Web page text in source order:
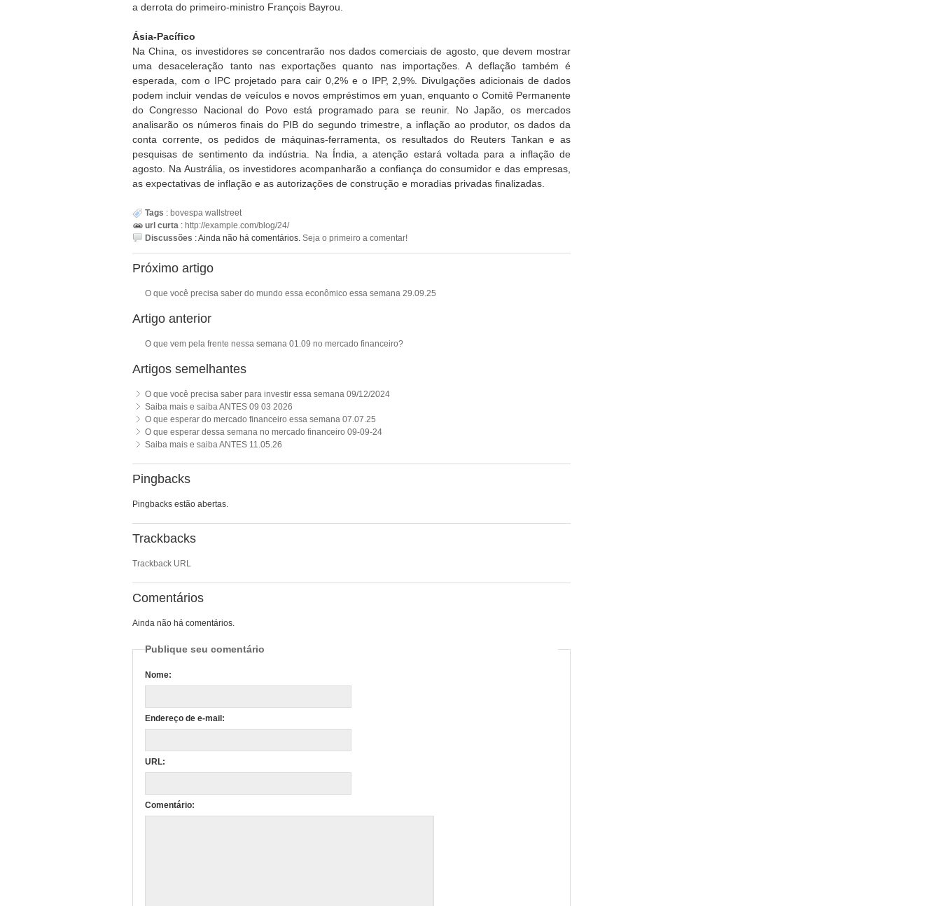
a derrota do primeiro-ministro François Bayrou.
Ásia-Pacífico
Na China, os investidores se concentrarão nos dados comerciais de agosto, que devem mostrar
uma desaceleração tanto nas exportações quanto nas importações. A deflação também é
esperada, com o IPC projetado para cair 0,2% e o IPP, 2,9%. Divulgações adicionais de dados
podem incluir vendas de veículos e novos empréstimos em yuan, enquanto o Comitê Permanente
do Congresso Nacional do Povo está programado para se reunir. No Japão, os mercados
analisarão os números finais do PIB do segundo trimestre, a inflação ao produtor, os dados da
conta corrente, os pedidos de máquinas-ferramenta, os resultados do Reuters Tankan e as
pesquisas de sentimento da indústria. Na Índia, a atenção estará voltada para a inflação de
agosto. Na Austrália, os investidores acompanharão a confiança do consumidor e das empresas,
as expectativas de inflação e as autorizações de construção e moradias privadas finalizadas.
Tags : bovespa wallstreet
url curta : http://example.com/blog/24/
Discussões :Ainda não há comentários. Seja o primeiro a comentar!
Próximo artigo
O que você precisa saber do mundo essa econômico essa semana 29.09.25
Artigo anterior
O que vem pela frente nessa semana 01.09 no mercado financeiro?
Artigos semelhantes
O que você precisa saber para investir essa semana 09/12/2024
Saiba mais e saiba ANTES 09 03 2026
O que esperar do mercado financeiro essa semana 07.07.25
O que esperar dessa semana no mercado financeiro 09-09-24
Saiba mais e saiba ANTES 11.05.26
Pingbacks
Pingbacks estão abertas.
Trackbacks
Trackback URL
Comentários
Ainda não há comentários.
Publique seu comentário
Nome:
Endereço de e-mail:
URL:
Comentário: